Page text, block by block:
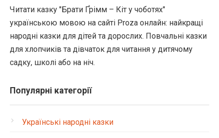
Читати казку "Брати Ґрімм – Кіт у чоботях"
українською мовою на сайті Proza онлайн: найкращі
народні казки для дітей та дорослих. Повчальні казки
для хлопчиків та дівчаток для читання у дитячому
садку, школі або на ніч.
Популярні категорії
Українські народні казки